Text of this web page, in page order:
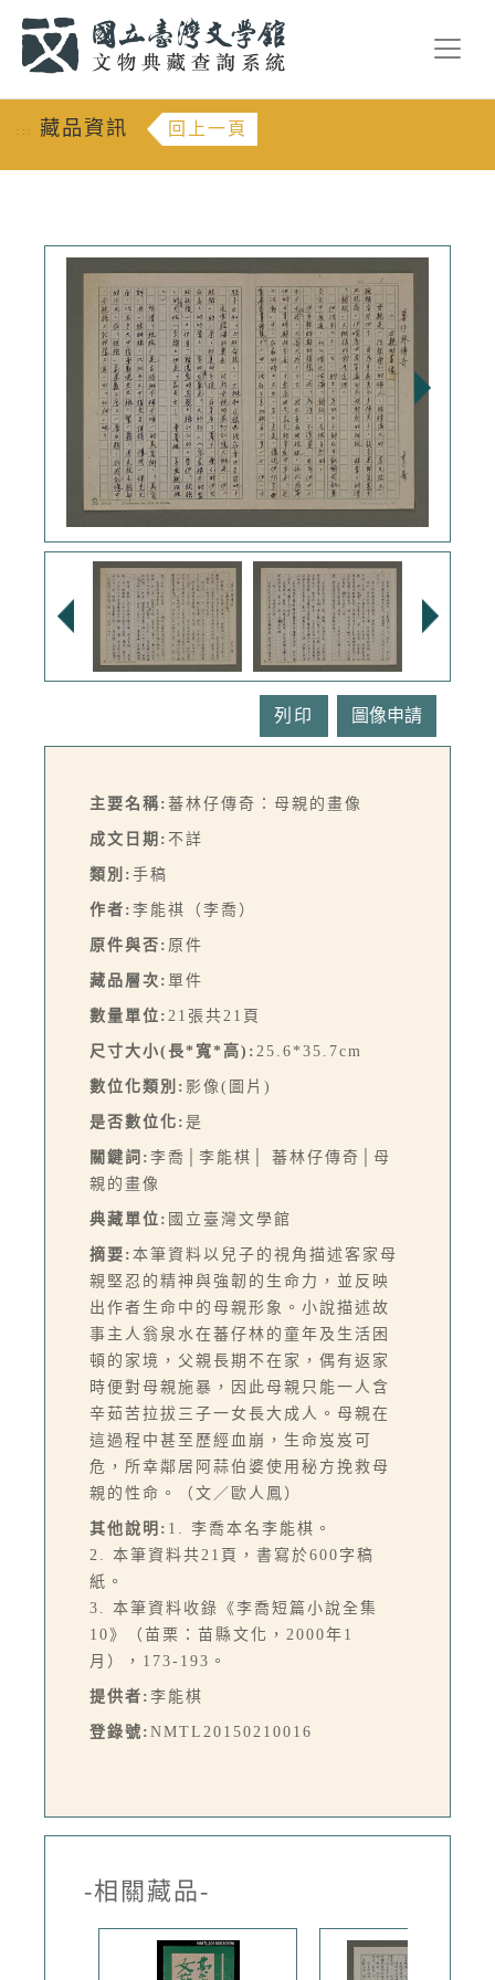
::: 藏品資訊 回上一頁
列印
主要名稱: 蕃林仔傳奇：母親的畫像
成文日期: 不詳
類別: 手稿
作者: 李能祺（李喬）
原件與否: 原件
藏品層次: 單件
數量單位: 21張共21頁
尺寸大小(長*寬*高): 25.6*35.7cm
數位化類別: 影像(圖片)
是否數位化: 是
關鍵詞: 李喬│李能棋│ 蕃林仔傳奇│母
親的畫像
典藏單位: 國立臺灣文學館
摘要: 本筆資料以兒子的視角描述客家母
親堅忍的精神與強韌的生命力，並反映
出作者生命中的母親形象。小說描述故
事主人翁泉水在蕃仔林的童年及生活困
頓的家境，父親長期不在家，偶有返家
時便對母親施暴，因此母親只能一人含
辛茹苦拉拔三子一女長大成人。母親在
這過程中甚至歷經血崩，生命岌岌可
危，所幸鄰居阿蒜伯婆使用秘方挽救母
親的性命。（文／歐人鳳）
其他說明: 1. 李喬本名李能棋。
2. 本筆資料共21頁，書寫於600字稿
紙。
3. 本筆資料收錄《李喬短篇小說全集
10》（苗栗：苗縣文化，2000年1
月），173-193。
提供者: 李能棋
登錄號: NMTL20150210016
-相關藏品-